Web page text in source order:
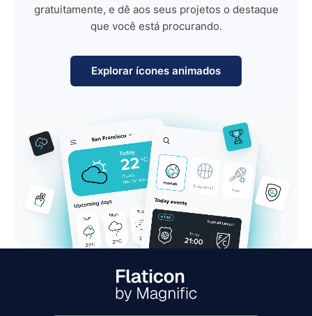
gratuitamente, e dê aos seus projetos o destaque
que você está procurando.
Explorar ícones animados